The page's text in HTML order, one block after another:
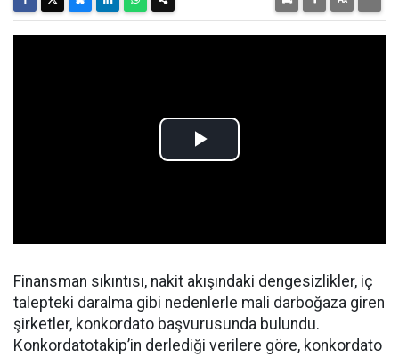
Finansman sıkıntısı, nakit akışındaki dengesizlikler, iç
talepteki daralma gibi nedenlerle mali darboğaza giren
şirketler, konkordato başvurusunda bulundu.
Konkordatotakip’in derlediği verilere göre, konkordato